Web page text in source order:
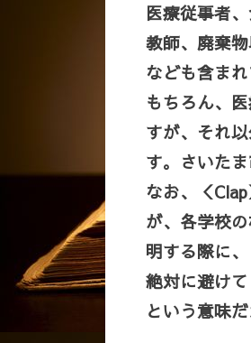
医療従事者
教師、廃棄
なども含まれ
もちろん、
すが、それ
す。さいた
なお、＜
が、各学校
明する際に
絶対に避け
という意味だ